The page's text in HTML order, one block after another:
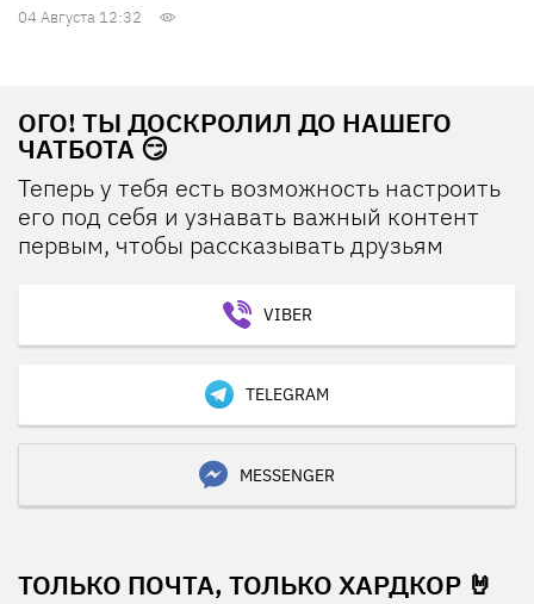
04 Августа 12:32
ОГО! ТЫ ДОСКРОЛИЛ ДО НАШЕГО
ЧАТБОТА 😏
Теперь у тебя есть возможность настроить
его под себя и узнавать важный контент
первым, чтобы рассказывать друзьям
VIBER
TELEGRAM
MESSENGER
ТОЛЬКО ПОЧТА, ТОЛЬКО ХАРДКОР 🤘